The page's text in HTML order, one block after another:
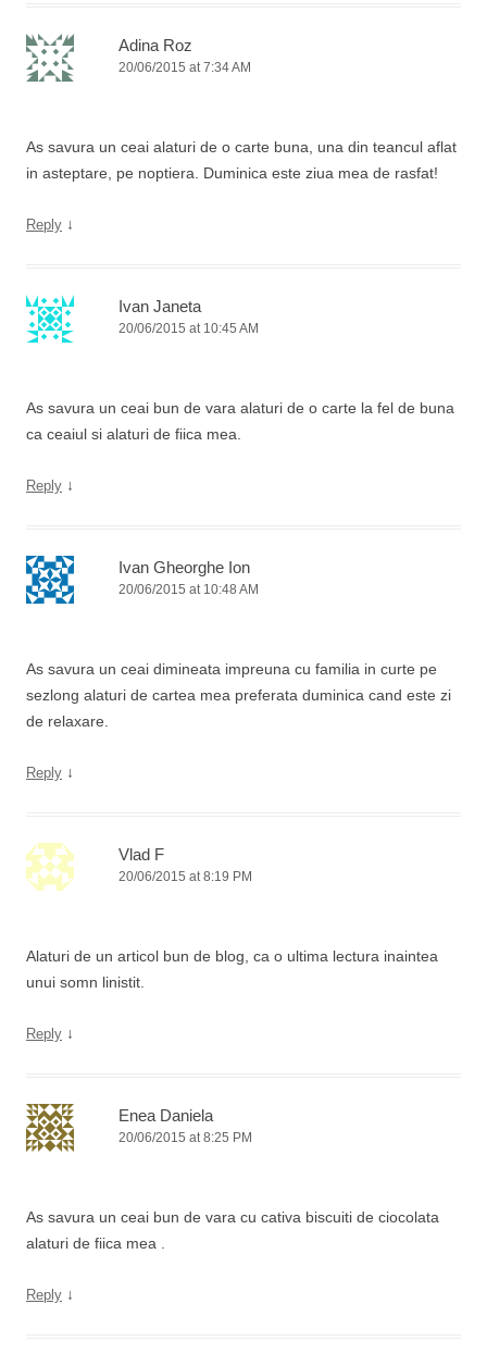
Adina Roz
20/06/2015 at 7:34 AM
As savura un ceai alaturi de o carte buna, una din teancul aflat
in asteptare, pe noptiera. Duminica este ziua mea de rasfat!
Reply ↓
Ivan Janeta
20/06/2015 at 10:45 AM
As savura un ceai bun de vara alaturi de o carte la fel de buna
ca ceaiul si alaturi de fiica mea.
Reply ↓
Ivan Gheorghe Ion
20/06/2015 at 10:48 AM
As savura un ceai dimineata impreuna cu familia in curte pe
sezlong alaturi de cartea mea preferata duminica cand este zi
de relaxare.
Reply ↓
Vlad F
20/06/2015 at 8:19 PM
Alaturi de un articol bun de blog, ca o ultima lectura inaintea
unui somn linistit.
Reply ↓
Enea Daniela
20/06/2015 at 8:25 PM
As savura un ceai bun de vara cu cativa biscuiti de ciocolata
alaturi de fiica mea .
Reply ↓